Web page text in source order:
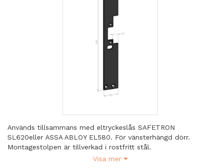
Används tillsammans med eltryckeslås SAFETRON
SL620eller ASSA ABLOY EL580. För vänsterhängd dörr.
Montagestolpen är tillverkad i rostfritt stål.
Visa mer